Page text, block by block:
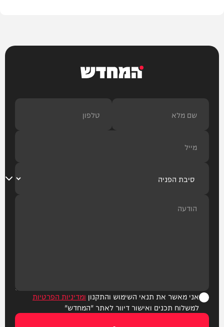
המחדש
אני מאשר את תנאי השימוש והתקנון ומדיניות הפרטיות
למשלוח תכנים ואישור דיוור לאתר "המחדש"